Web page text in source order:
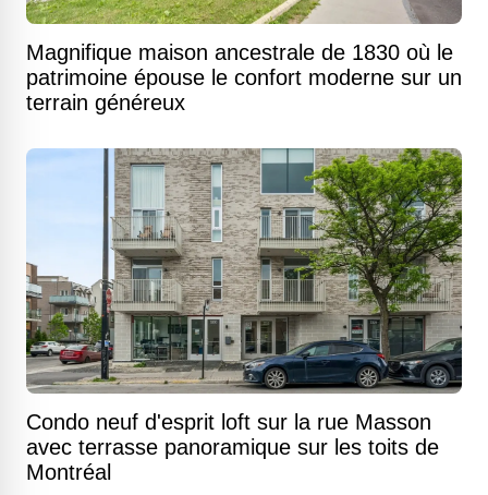
Magnifique maison ancestrale de 1830 où le
patrimoine épouse le confort moderne sur un
terrain généreux
Condo neuf d'esprit loft sur la rue Masson
avec terrasse panoramique sur les toits de
Montréal